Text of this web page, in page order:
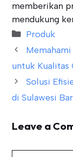
memberikan
mendukung
Categories
Produk
untuk Kualitas
Solusi
di Sulawesi
Leave a